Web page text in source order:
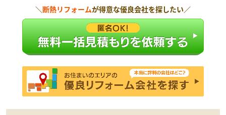
＼断熱リフォームが得意な優良会社を探したい／